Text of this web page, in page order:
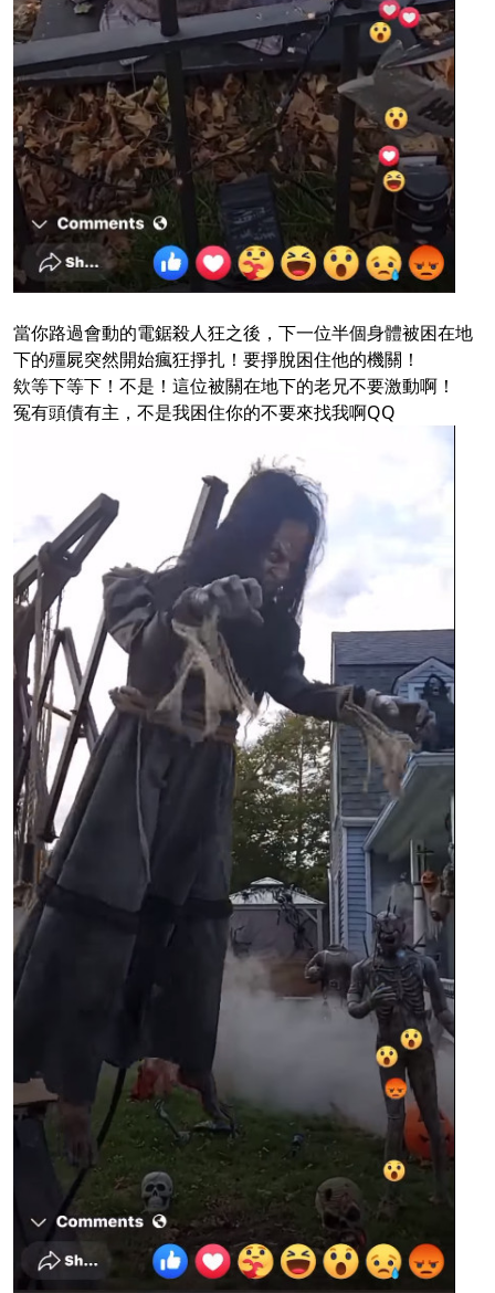
當你路過會動的電鋸殺人狂之後，下一位半個身體被困在地
下的殭屍突然開始瘋狂掙扎！要掙脫困住他的機關！
欸等下等下！不是！這位被關在地下的老兄不要激動啊！
冤有頭債有主，不是我困住你的不要來找我啊QQ